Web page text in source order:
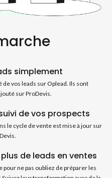
simplement
vos leads sur Oplead. Ils sont
sur ProDevis.
de vos prospects
le cycle de vente est mise à jour sur
de leads en ventes
pour ne pas oubliez de préparer les